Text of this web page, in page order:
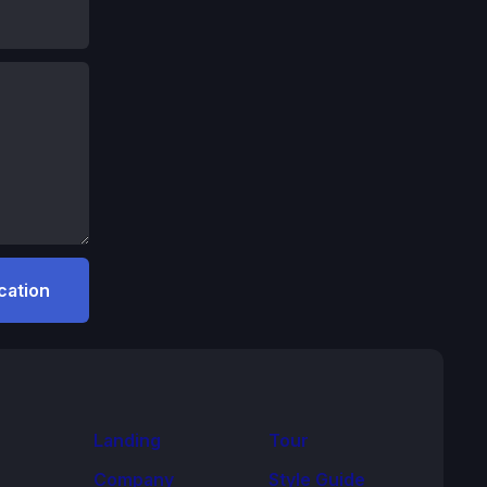
Landing
Company
Tour
Style Guide